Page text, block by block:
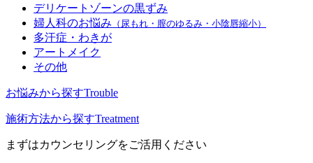
デリケートゾーンの黒ずみ
婦人科のお悩み （尿もれ・膣のゆるみ・小陰唇縮小）
多汗症・わきが
アートメイク
その他
お悩みから探すTrouble
施術方法から探すTreatment
まずはカウンセリングをご活用ください